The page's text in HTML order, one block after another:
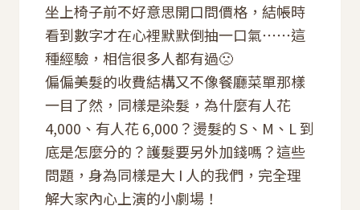
坐上椅子前不好意思開口問價格，結帳時
看到數字才在心裡默默倒抽一口氣⋯⋯這
種經驗，相信很多人都有過🙁
偏偏美髮的收費結構又不像餐廳菜單那樣
一目了然，同樣是染髮，為什麼有人花
4,000、有人花 6,000？燙髮的 S、M、L 到
底是怎麼分的？護髮要另外加錢嗎？這些
問題，身為同樣是大 I 人的我們，完全理
解大家內心上演的小劇場！